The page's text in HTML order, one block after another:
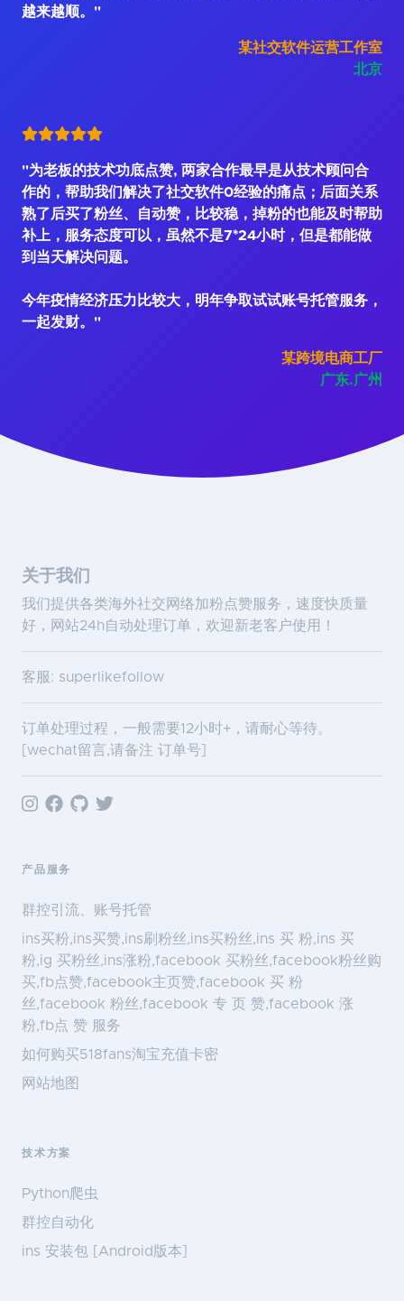
越来越顺。"
某社交软件运营工作室
北京
"为老板的技术功底点赞, 两家合作最早是从技术顾问合
作的，帮助我们解决了社交软件0经验的痛点；后面关系
熟了后买了粉丝、自动赞，比较稳，掉粉的也能及时帮助
补上，服务态度可以，虽然不是7*24小时，但是都能做
到当天解决问题。
今年疫情经济压力比较大，明年争取试试账号托管服务，
一起发财。"
某跨境电商工厂
广东.广州
关于我们
我们提供各类海外社交网络加粉点赞服务，速度快质量
好，网站24h自动处理订单，欢迎新老客户使用！
客服: superlikefollow
订单处理过程，一般需要12小时+，请耐心等待。
[wechat留言,请备注 订单号]
产品服务
群控引流、账号托管
ins买粉,ins买赞,ins刷粉丝,ins买粉丝,ins 买 粉,ins 买
粉,ig 买粉丝,ins涨粉,facebook 买粉丝,facebook粉丝购
买,fb点赞,facebook主页赞,facebook 买 粉
丝,facebook 粉丝,facebook 专 页 赞,facebook 涨
粉,fb点 赞 服务
如何购买518fans淘宝充值卡密
网站地图
技术方案
Python爬虫
群控自动化
ins 安装包 [Android版本]